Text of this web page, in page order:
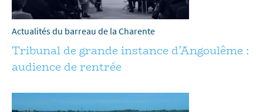
Actualités du barreau de la Charente
Tribunal de grande instance d’Angoulême :
audience de rentrée